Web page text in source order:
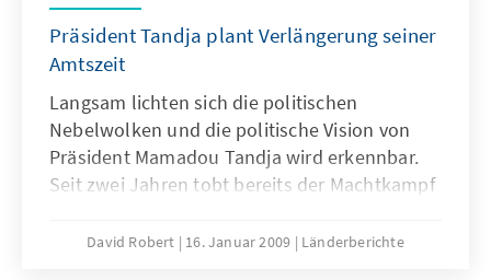
Präsident Tandja plant Verlängerung seiner
Amtszeit
Langsam lichten sich die politischen
Nebelwolken und die politische Vision von
Präsident Mamadou Tandja wird erkennbar.
Seit zwei Jahren tobt bereits der Machtkampf
ehemaligen Premierminister Hama Amadou.
David Robert 16. Januar 2009 Länderberichte